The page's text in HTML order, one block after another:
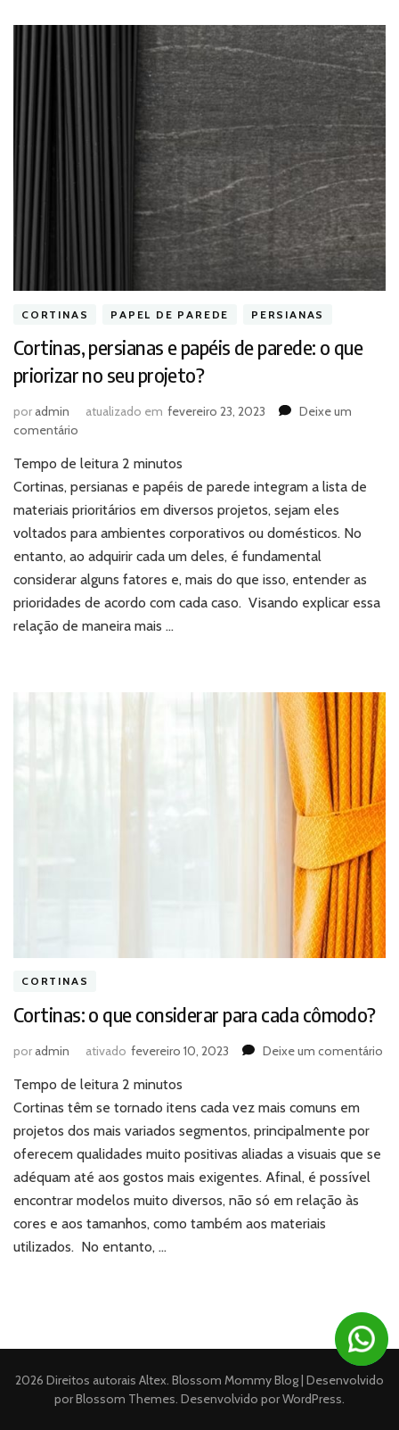
CORTINAS PAPEL DE PAREDE PERSIANAS
Cortinas, persianas e papéis de parede: o que
priorizar no seu projeto?
poradmin atualizado em fevereiro 23, 2023
Deixe um
comentário
persianas
e
papéis
parede:
o
que
priorizar
seu
Tempo de leitura 2 minutos
Cortinas, persianas e papéis de parede integram a lista de
materiais prioritários em diversos projetos, sejam eles
voltados para ambientes corporativos ou domésticos. No
entanto, ao adquirir cada um deles, é fundamental
considerar alguns fatores e, mais do que isso, entender as
prioridades de acordo com cada caso. Visando explicar essa
relação de maneira mais …
CORTINAS
Cortinas: o que considerar para cada cômodo?
poradmin ativado fevereiro 10, 2023 Deixe um comentário
Tempo de leitura 2 minutos
Cortinas têm se tornado itens cada vez mais comuns em
projetos dos mais variados segmentos, principalmente por
oferecem qualidades muito positivas aliadas a visuais que se
adéquam até aos gostos mais exigentes. Afinal, é possível
encontrar modelos muito diversos, não só em relação às
cores e aos tamanhos, como também aos materiais
utilizados. No entanto, …
2026 Direitos autorais Altex Blossom Mommy Blog | Desenvolvido
porBlossom Themes . Desenvolvido porWordPress